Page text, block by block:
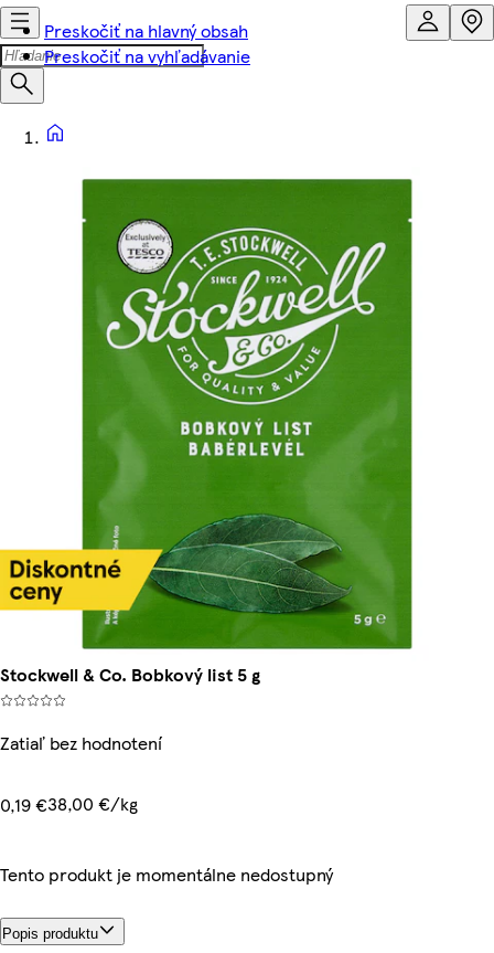
Preskočiť na hlavný obsah
Preskočiť na vyhľadávanie
Stockwell & Co. Bobkový list 5 g
Zatiaľ bez hodnotení
0,19 €38,00 €/kg
Tento produkt je momentálne nedostupný
Popis produktu